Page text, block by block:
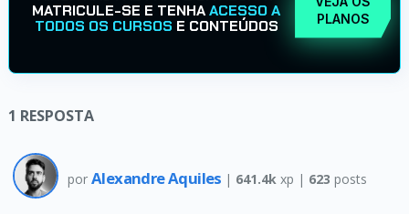
MATRICULE-SE E TENHAACESSO A
TODOS OS CURSOS E CONTEÚDOS
PLANOS
1 RESPOSTA
por Alexandre Aquiles | 641.4k xp | 623 posts